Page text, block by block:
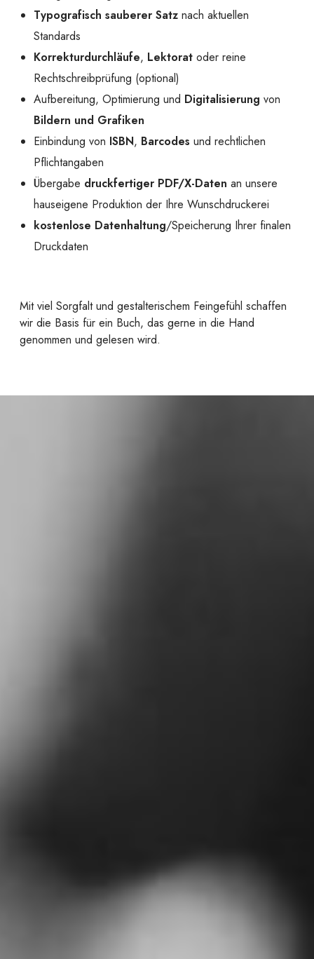
Typografisch sauberer Satz nach aktuellen
Standards
Korrekturdurchläufe, Lektorat oder reine
Rechtschreibprüfung (optional)
Aufbereitung, Optimierung und Digitalisierung von
Bildern und Grafiken
Einbindung von ISBN, Barcodes und rechtlichen
Pflichtangaben
Übergabe druckfertiger PDF/X-Daten an unsere
hauseigene Produktion der Ihre Wunschdruckerei
kostenlose Datenhaltung/Speicherung Ihrer finalen
Druckdaten
Mit viel Sorgfalt und gestalterischem Feingefühl schaffen
wir die Basis für ein Buch, das gerne in die Hand
genommen und gelesen wird.